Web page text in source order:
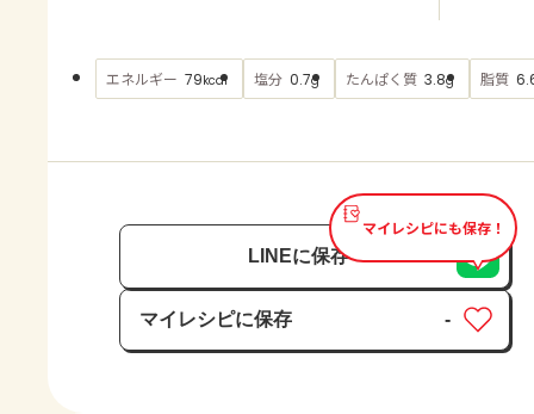
AJINOMOTO PARK とは
エネルギー 79kcal 塩分 0.7g たんぱく質 3.8g 脂質
マイレシピにも保存！
LINEに保存
マイレシピに保存
保存済み
-